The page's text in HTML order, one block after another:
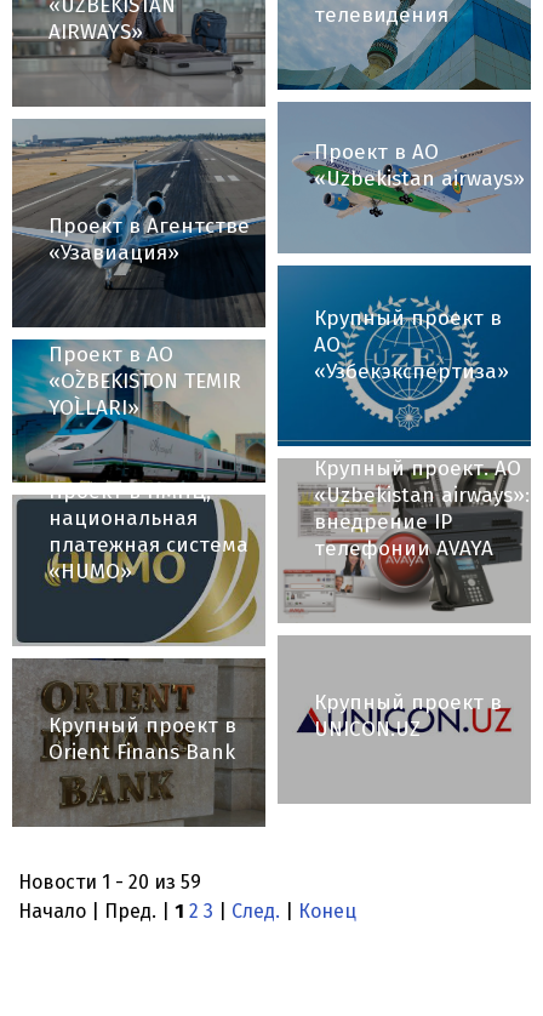
перевозки багажа»
внедрена в АО
«UZBEKISTAN
Проект в Агентстве
«Узавиация»
Проект в АО
«O`ZBEKISTON TEMIR
YO`LLARI»
Проект в НМПЦ,
национальная
платежная система
«HUMO»
Крупный проект в
Orient Finans Bank
радиосвязи,
трансляции и
телевидения
Проект в АО
Крупный проект в
«Узбекэкспертиза»
Крупный проект. АО
«Uzbekistan airways»:
внедрение IP
телефонии AVAYA